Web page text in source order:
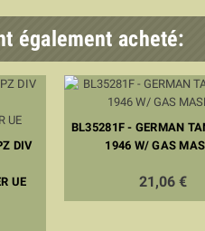
également acheté:
DIV
UE
BL35281F - GERMAN
1946 W/ GAS
21,06 €